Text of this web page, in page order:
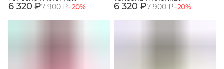
6 320 ₽7 900 ₽−20%
Оливковый 6 320 ₽7 900 ₽−20%
Каштановый